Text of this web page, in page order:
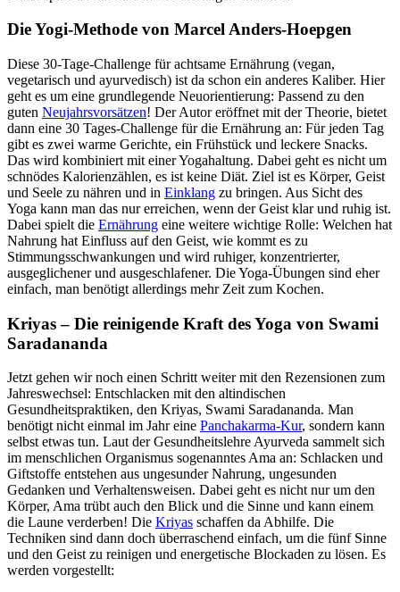
Die Yogi-Methode von Marcel Anders-Hoepgen
Diese 30-Tage-Challenge für achtsame Ernährung (vegan,
vegetarisch und ayurvedisch) ist da schon ein anderes Kaliber. Hier
geht es um eine grundlegende Neuorientierung: Passend zu den
guten Neujahrsvorsätzen! Der Autor eröffnet mit der Theorie, bietet
dann eine 30 Tages-Challenge für die Ernährung an: Für jeden Tag
gibt es zwei warme Gerichte, ein Frühstück und leckere Snacks.
Das wird kombiniert mit einer Yogahaltung. Dabei geht es nicht um
schnödes Kalorienzählen, es ist keine Diät. Ziel ist es Körper, Geist
und Seele zu nähren und in Einklang zu bringen. Aus Sicht des
Yoga kann man das nur erreichen, wenn der Geist klar und ruhig ist.
Dabei spielt die Ernährung eine weitere wichtige Rolle: Welchen hat
Nahrung hat Einfluss auf den Geist, wie kommt es zu
Stimmungsschwankungen und wird ruhiger, konzentrierter,
ausgeglichener und ausgeschlafener. Die Yoga-Übungen sind eher
einfach, man benötigt allerdings mehr Zeit zum Kochen.
Kriyas – Die reinigende Kraft des Yoga von Swami
Saradananda
Jetzt gehen wir noch einen Schritt weiter mit den Rezensionen zum
Jahreswechsel: Entschlacken mit den altindischen
Gesundheitspraktiken, den Kriyas, Swami Saradananda. Man
benötigt nicht einmal im Jahr eine Panchakarma-Kur, sondern kann
selbst etwas tun. Laut der Gesundheitslehre Ayurveda sammelt sich
im menschlichen Organismus sogenanntes Ama an: Schlacken und
Giftstoffe entstehen aus ungesunder Nahrung, ungesunden
Gedanken und Verhaltensweisen. Dabei geht es nicht nur um den
Körper, Ama trübt auch den Blick und die Sinne und kann einem
die Laune verderben! Die Kriyas schaffen da Abhilfe. Die
Techniken sind dann doch überraschend einfach, um die fünf Sinne
und den Geist zu reinigen und energetische Blockaden zu lösen. Es
werden vorgestellt: